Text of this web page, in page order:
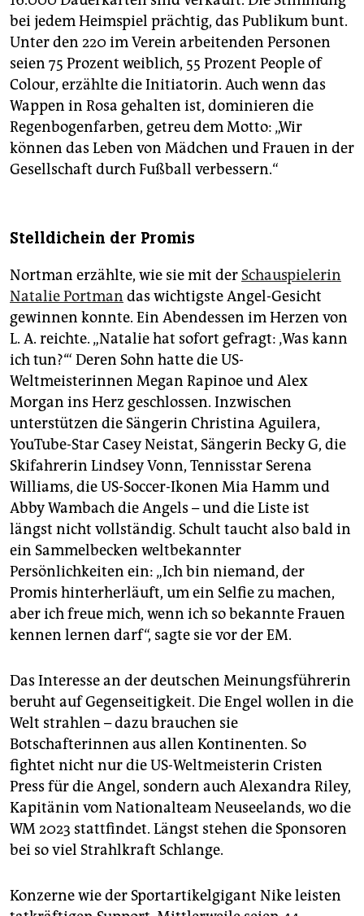
bei jedem Heimspiel prächtig, das Publikum bunt.
Unter den 220 im Verein arbeitenden Personen
seien 75 Prozent weiblich, 55 Prozent People of
Colour, erzählte die Ini­tiatorin. Auch wenn das
Wappen in Rosa gehalten ist, dominieren die
Regenbogenfarben, getreu dem Motto: „Wir
können das Leben von Mädchen und Frauen in der
Gesellschaft durch Fußball verbessern.“
Stelldichein der Promis
Nortman erzählte, wie sie mit der Schauspielerin
Natalie Portman das wichtigste Angel-Gesicht
gewinnen konnte. Ein Abendessen im Herzen von
L. A. reichte. „Natalie hat sofort gefragt: ‚Was kann
ich tun?‘“ Deren Sohn hatte die US-
Weltmeisterinnen Megan Rapinoe und Alex
Morgan ins Herz geschlossen. Inzwischen
unterstützen die Sängerin Christina Aguilera,
YouTube-Star Casey Neistat, Sängerin Becky G, die
Skifahrerin Lindsey Vonn, Tennisstar Serena
Williams, die US-Soccer-Ikonen Mia Hamm und
Abby Wambach die Angels – und die Liste ist
längst nicht vollständig. Schult taucht also bald in
ein Sammelbecken weltbekannter
Persönlichkeiten ein: „Ich bin niemand, der
Promis hinterherläuft, um ein Selfie zu machen,
aber ich freue mich, wenn ich so bekannte Frauen
kennen lernen darf“, sagte sie vor der EM.
Das Interesse an der deutschen Meinungsführerin
beruht auf Gegenseitigkeit. Die Engel wollen in die
Welt strahlen – dazu brauchen sie
Botschafterinnen aus allen Kontinenten. So
fightet nicht nur die US-Weltmeisterin Cristen
Press für die Angel, sondern auch Alexandra Riley,
Kapitänin vom Nationalteam Neuseelands, wo die
WM 2023 stattfindet. Längst stehen die Sponsoren
bei so viel Strahlkraft Schlange.
Konzerne wie der Sportartikelgigant Nike leisten